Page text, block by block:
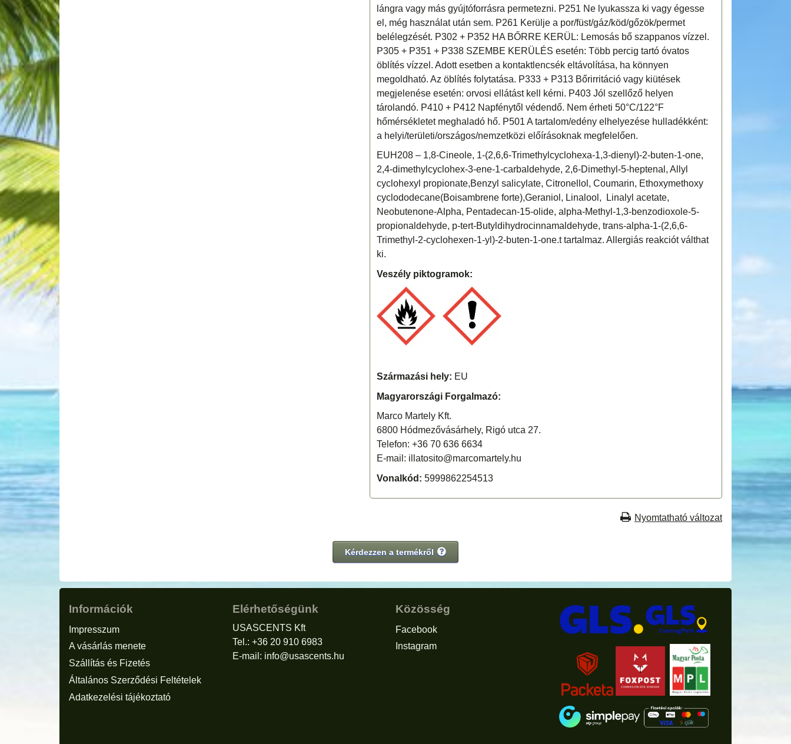
lángra vagy más gyújtóforrásra permetezni. P251 Ne lyukassza ki vagy égesse
el, még használat után sem. P261 Kerülje a por/füst/gáz/köd/gőzök/permet
belélegzését. P302 + P352 HA BŐRRE KERÜL: Lemosás bő szappanos vízzel.
P305 + P351 + P338 SZEMBE KERÜLÉS esetén: Több percig tartó óvatos
öblítés vízzel. Adott esetben a kontaktlencsék eltávolítása, ha könnyen
megoldható. Az öblítés folytatása. P333 + P313 Bőrirritáció vagy kiütések
megjelenése esetén: orvosi ellátást kell kérni. P403 Jól szellőző helyen
tárolandó. P410 + P412 Napfénytől védendő. Nem érheti 50°C/122°F
hőmérsékletet meghaladó hő. P501 A tartalom/edény elhelyezése hulladékként:
a helyi/területi/országos/nemzetközi előírásoknak megfelelően.
EUH208 – 1,8-Cineole, 1-(2,6,6-Trimethylcyclohexa-1,3-dienyl)-2-buten-1-one,
2,4-dimethylcyclohex-3-ene-1-carbaldehyde, 2,6-Dimethyl-5-heptenal, Allyl
cyclohexyl propionate,Benzyl salicylate, Citronellol, Coumarin, Ethoxymethoxy
cyclododecane(Boisambrene forte),Geraniol, Linalool, Linalyl acetate,
Neobutenone-Alpha, Pentadecan-15-olide, alpha-Methyl-1,3-benzodioxole-5-
propionaldehyde, p-tert-Butyldihydrocinnamaldehyde, trans-alpha-1-(2,6,6-
Trimethyl-2-cyclohexen-1-yl)-2-buten-1-one.t tartalmaz. Allergiás reakciót válthat
ki.
Veszély piktogramok:
Származási hely: EU
Magyarországi Forgalmazó:
Marco Martely Kft.
6800 Hódmezővásárhely, Rigó utca 27.
Telefon: +36 70 636 6634
E-mail: illatosito@marcomartely.hu
Vonalkód: 5999862254513
Nyomtatható változat
Kérdezzen a termékről
Információk
Impresszum
A vásárlás menete
Szállítás és Fizetés
Általános Szerződési Feltételek
Adatkezelési tájékoztató
Elérhetőségünk
USASCENTS Kft
Tel.: +36 20 910 6983
E-mail: info@usascents.hu
Közösség
Facebook
Instagram